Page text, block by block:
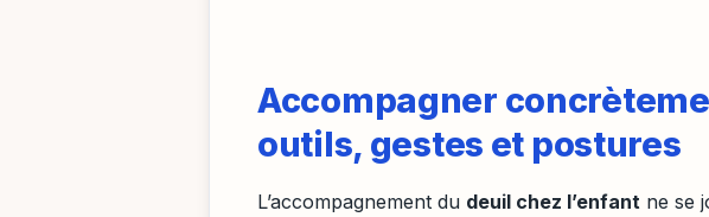
Accompagner
outils, gestes et postures
L’accompagnement du deuil chez l’enfant ne se